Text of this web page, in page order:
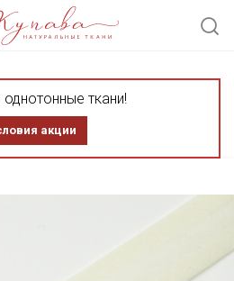
однотонные ткани!
акции